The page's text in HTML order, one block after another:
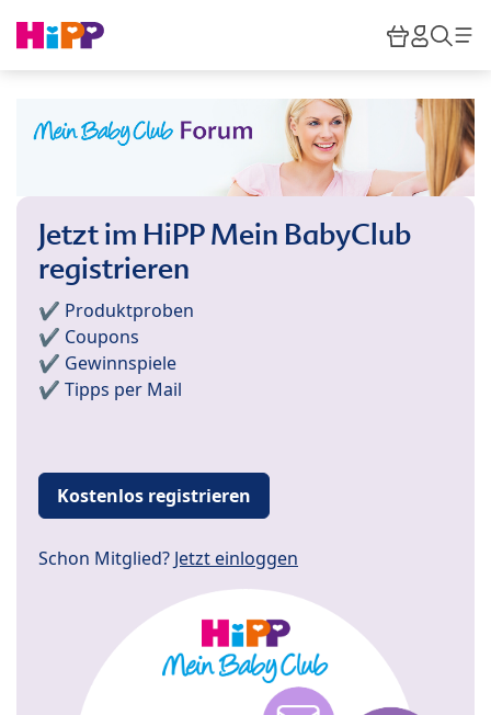
HiPP
Jetzt im HiPP Mein BabyClub
registrieren
✔️ Produktproben
✔️ Coupons
✔️ Gewinnspiele
✔️ Tipps per Mail
Kostenlos registrieren
Schon Mitglied? Jetzt einloggen